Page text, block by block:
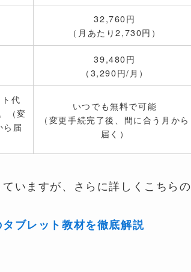
32,760円
（月あたり2,730円）
39,480円
（3,290円/月）
代
（変
ら届
いつでも無料で可能
（変更手続完了後、間に合う月から
届く）
いますが、さらに詳しくこちらの
ブレット教材を徹底解説